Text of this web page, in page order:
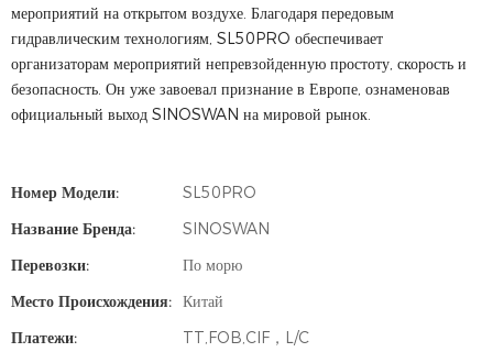
мероприятий на открытом воздухе. Благодаря передовым
гидравлическим технологиям, SL50PRO обеспечивает
организаторам мероприятий непревзойденную простоту, скорость и
безопасность. Он уже завоевал признание в Европе, ознаменовав
официальный выход SINOSWAN на мировой рынок.
Номер Модели:
SL50PRO
Название Бренда:
SINOSWAN
Перевозки:
По морю
Место Происхождения: Китай
Платежи:
TT,FOB,CIF，L/C